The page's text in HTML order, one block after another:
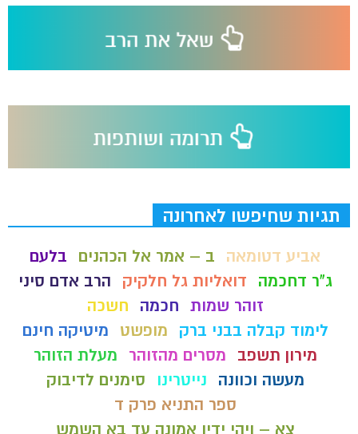
תגיות שחיפשו לאחרונה
אביע דטומאה ב – אמר אל הכהנים
בלעם
ג"ר דחכמה
דואליות גל חלקיק
הרב אדם סיני
זוהר שמות חכמה
חשכה
לימוד קבלה בבני ברק
מופשט
מיטיקה חינם
מירון תשפב
מסרים מהזוהר
מעלת הזוהר
מעשה וכוונה
נייטרינו
סימנים לדיבוק
ספר התניא פרק ד
צא – ויהי ידיו אמונה עד בא השמש